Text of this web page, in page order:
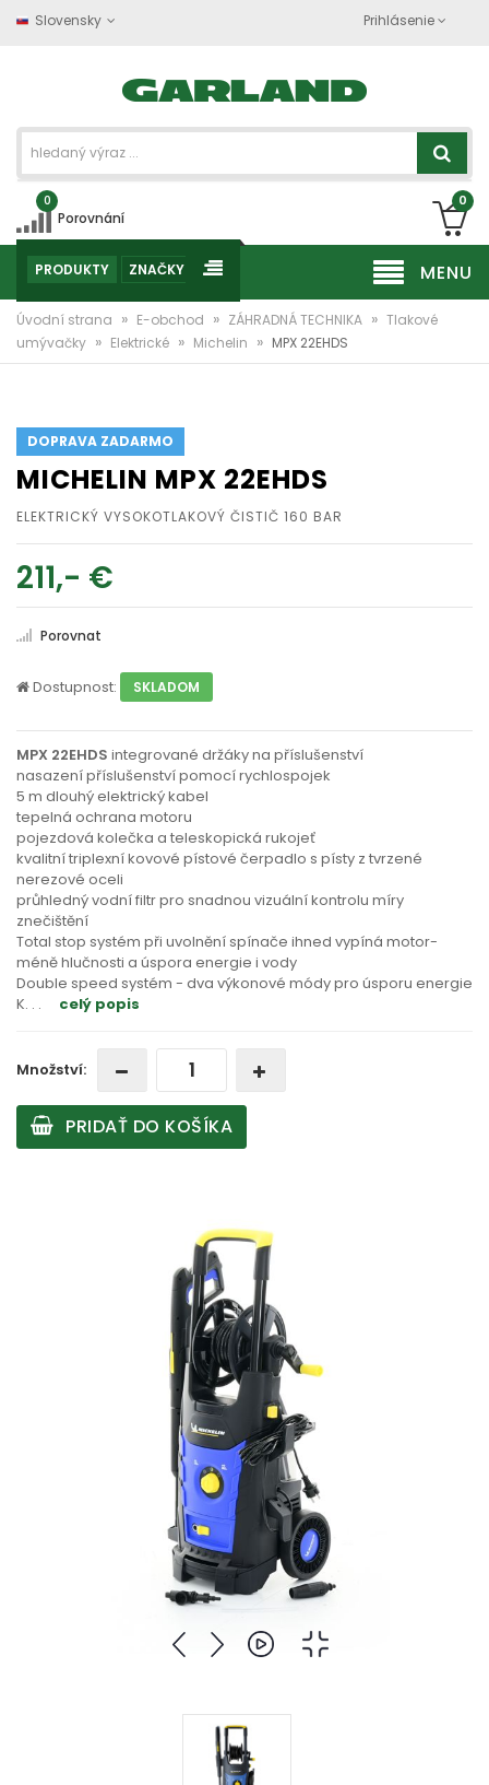
Slovensky Prihlásenie
0
Porovnání
0
MENU
PRODUKTY ZNAČKY
Úvodní strana » E-obchod » ZÁHRADNÁ TECHNIKA » Tlakové
umývačky » Elektrické » Michelin » MPX 22EHDS
DOPRAVA ZADARMO
MICHELIN MPX 22EHDS
ELEKTRICKÝ VYSOKOTLAKOVÝ ČISTIČ 160 BAR
211,- €
Porovnat
Dostupnost: SKLADOM
MPX 22EHDS integrované držáky na příslušenství
nasazení příslušenství pomocí rychlospojek
5 m dlouhý elektrický kabel
tepelná ochrana motoru
pojezdová kolečka a teleskopická rukojeť
kvalitní triplexní kovové pístové čerpadlo s písty z tvrzené
nerezové oceli
průhledný vodní filtr pro snadnou vizuální kontrolu míry
znečištění
Total stop systém při uvolnění spínače ihned vypíná motor-
méně hlučnosti a úspora energie i vody
Double speed systém - dva výkonové módy pro úsporu energie
K. . . celý popis
Množství:
PRIDAŤ DO KOŠÍKA